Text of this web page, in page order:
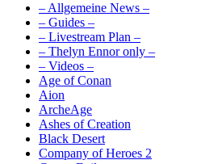
– Allgemeine News –
– Guides –
– Livestream Plan –
– Thelyn Ennor only –
– Videos –
Age of Conan
Aion
ArcheAge
Ashes of Creation
Black Desert
Company of Heroes 2